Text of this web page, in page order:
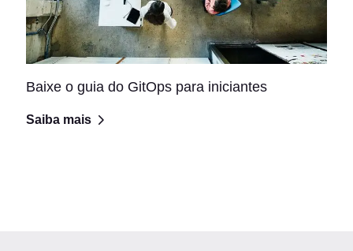
Baixe o guia do GitOps para iniciantes
Saiba mais